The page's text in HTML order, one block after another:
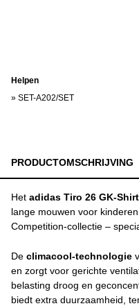
Helpen
» SET-A202/SET
PRODUCTOMSCHRIJVING
Het adidas Tiro 26 GK-
lange mouwen voor
Competition-collectie –
De climacool-technologie
en zorgt voor gerichte
belasting droog en
biedt extra duurzaamheid,